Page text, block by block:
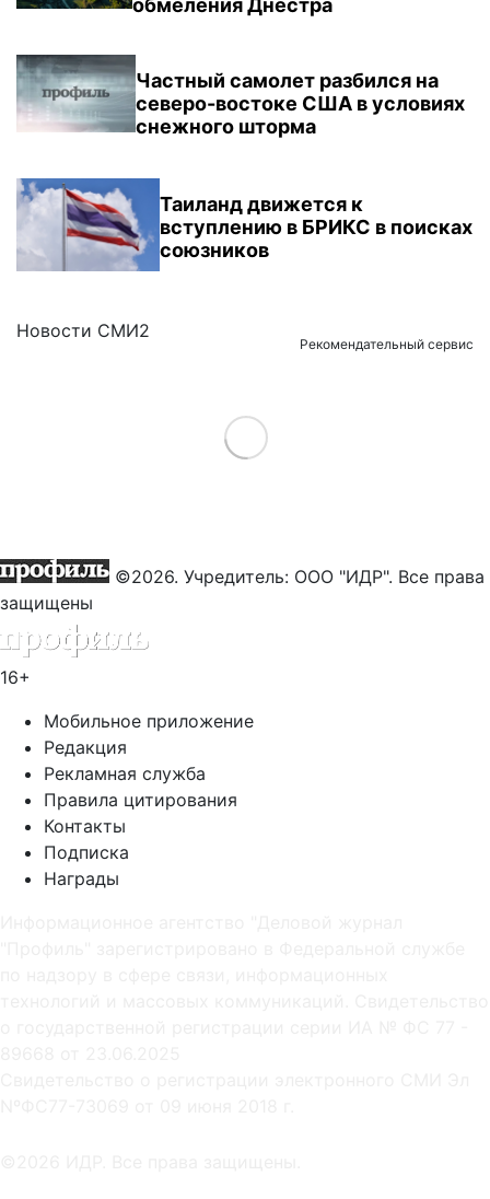
Частный самолет разбился на
северо-востоке США в условиях
снежного шторма
Таиланд движется к
вступлению в БРИКС в поисках
союзников
Новости СМИ2
Рекомендательный сервис
Load More
©2026. Учредитель: ООО "ИДР". Все права
защищены
16+
Мобильное приложение
Редакция
Рекламная служба
Правила цитирования
Контакты
Подписка
Награды